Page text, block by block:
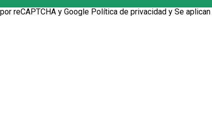
reCAPTCHA y Google Política de privacidad y Se